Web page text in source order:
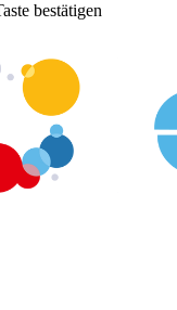
bestätigen